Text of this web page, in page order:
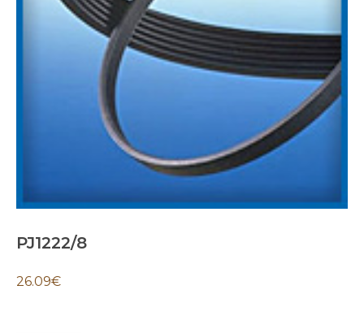
PJ1222/8
26.09€